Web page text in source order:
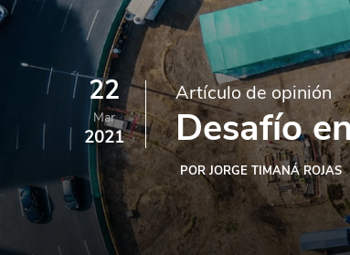
22
Mar
2021
Artículo de opinión
Desafío
POR JORGE TIMANÁ ROJAS